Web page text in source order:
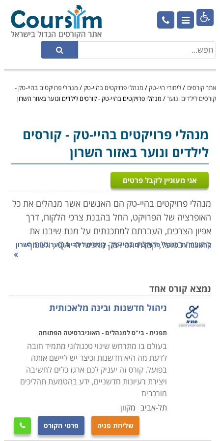

אתר קורסים /לימודי היי-טק / מנהלי פרויקטים בהיי-טק / מנהלי פרויקטים בהיי-טק -
קורסים לילדים ונוער/ מנהלי פרויקטים בהיי-טק - קורסים לילדים ונוער באזור השרון
מנהלי פרויקטים בהיי-טק - קורסים
לילדים ונוער באזור השרון
אני מעוניין לקבל פרטים
מנהלי פרויקטים בהיי-טק הם האנשים אשר מנהלים את כל
האופרציה של הפרויקט, החל בהבנת צרכי הלקוח, דרך
אפיון הצרכים, העברתם למתכנתים על מנת שיבנו את
התוכנה בפועל, קבלת הפידבק מאנשי ה- QA , ולבסוף
מנהל הפרויקטים חייב להיות בקיא בתחומים נוספים מלבד
ההיבטים הטכנולוגיים: עליו לנהל את תקציב הפרויקט ואת
תזרים המזומנים שלו, לשווק אותו, לקדם אותו על פי לוחות
גאנט ולנהל ספקים וקבלני משנה. אמנם לא בכל חברת
היי-טק או בכל פרויקט יש צורך ליישם את הידע בכל
התחומים הללו, אך מנהל הפרויקטים חייב לשלוט בכולם.
מסיבה זו מנהלי פרויקטים הם בדרך כלל מתכנתים שלמדו
קורס ייעודי על מנת להתקדם לתפקיד ניהולי או מהנדסי
תעשייה וניהול אשר התמחו בתחום ההיי-טק.
קורס ניהול פרויקטים הינו חיוני גם עבור כל מי שמעוניין
קרא עוד עלמנהלי פרויקטים בהיי-טק - קורסים לילדים ונוער באזור השרון
נמצא קורס אחד
ניהול חדשנות ובינה מלאכותית
תפנית - בי"ס למנהלים - האוניברסיטה הפתוחה
בעולם בו מתרחש שינוי טכנולוגי מתמיד חובה
לדעת מה היא חדשנות וכיצד יש ליישם אותה
בפועל. קורס זה יעניק לכם ארגז כלים לחשיבה
ויצירת רעיונות חדשניים, ידע בהטמעת תהליכים
מורכבים
תל-אביב מקוון
שליחת פניה פרטי הקורס 